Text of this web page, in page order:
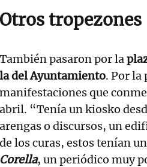
Otros tropezones
También pasaron por la
la del Ayuntamiento. Por la
manifestaciones que
abril. “Tenía un kiosko
arengas o discursos, un
de los curas, estos tenían
Corella, un periódico muy